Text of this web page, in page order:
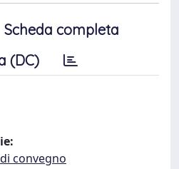
Scheda completa
(DC)
convegno